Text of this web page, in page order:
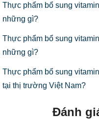
Thực phẩm bổ sung
những gì?
Thực phẩm bổ sung
những gì?
Thực phẩm bổ sung
tại thị trường Việt Nam?
Đánh